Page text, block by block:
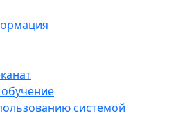
системой